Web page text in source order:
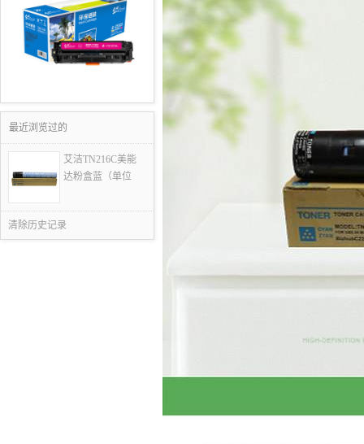
最近浏览过的
艾洁TN216C美能
达粉盒蓝（单位
清除历史记录